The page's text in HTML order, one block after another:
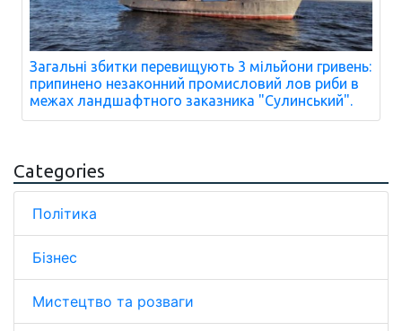
Загальні збитки перевищують 3 мільйони гривень:
припинено незаконний промисловий лов риби в
межах ландшафтного заказника "Сулинський".
Categories
Політика
Бізнес
Мистецтво та розваги